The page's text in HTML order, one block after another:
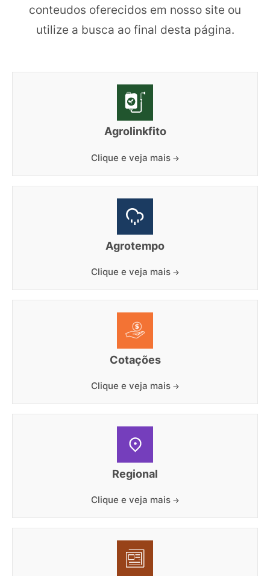
conteudos oferecidos em nosso site ou
utilize a busca ao final desta página.
Agrolinkfito
Clique e veja mais
Agrotempo
Clique e veja mais
Cotações
Clique e veja mais
Regional
Clique e veja mais